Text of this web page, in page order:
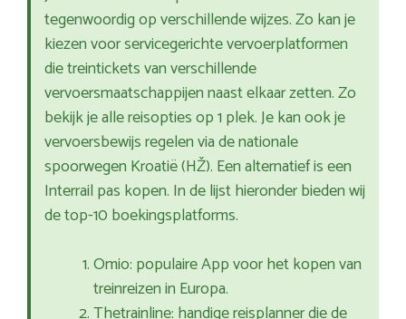
tegenwoordig op verschillende wijzes. Zo kan je
kiezen voor servicegerichte vervoerplatformen
die treintickets van verschillende
vervoersmaatschappijen naast elkaar zetten. Zo
bekijk je alle reisopties op 1 plek. Je kan ook je
vervoersbewijs regelen via de nationale
spoorwegen Kroatië (HŽ). Een alternatief is een
Interrail pas kopen. In de lijst hieronder bieden wij
de top-10 boekingsplatforms.
Omio: populaire App voor het kopen van
treinreizen in Europa.